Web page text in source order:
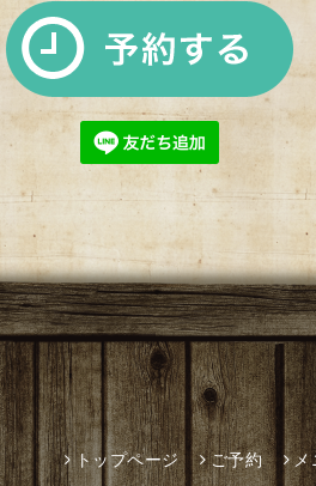
トップページ ご予約 メ